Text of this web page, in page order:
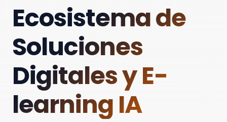
Ecosistema de
Soluciones
Digitales y E-
learning IA